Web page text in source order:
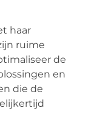
haar
ruime
de
en
die de